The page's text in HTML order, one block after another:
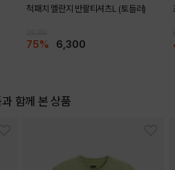
척패치 멜란지 반팔티셔츠L (토들러)
75% 6,300
함께 본 상품